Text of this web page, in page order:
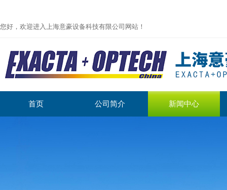
您好，欢迎进入上海意豪设备科技有限公司网站！
首页 公司简介 新闻中心